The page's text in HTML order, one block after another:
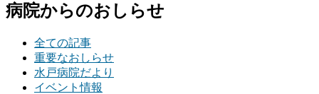
病院からのおしらせ
全ての記事
重要なおしらせ
水戸病院だより
イベント情報